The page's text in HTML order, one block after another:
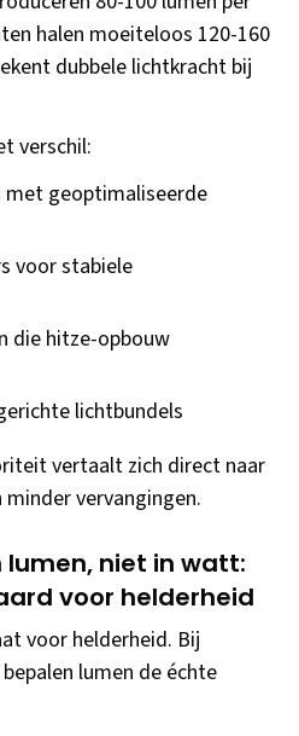
halen moeiteloos 120-160
dubbele lichtkracht bij
verschil:
met geoptimaliseerde
voor stabiele
die hitze-opbouw
lichtbundels
vertaalt zich direct naar
vervangingen.
niet in watt:
voor helderheid
voor helderheid. Bij
lumen de échte